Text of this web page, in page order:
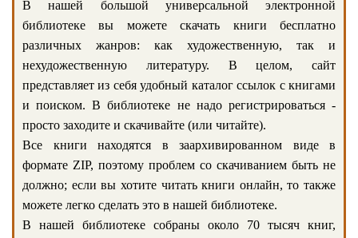
В нашей большой универсальной электронной
библиотеке вы можете скачать книги бесплатно
различных жанров: как художественную, так и
нехудожественную литературу. В целом, сайт
представляет из себя удобный каталог ссылок с книгами
и поиском. В библиотеке не надо регистрироваться -
просто заходите и скачивайте (или читайте).
Все книги находятся в заархивированном виде в
формате ZIP, поэтому проблем со скачиванием быть не
должно; если вы хотите читать книги онлайн, то также
можете легко сделать это в нашей библиотеке.
В нашей библиотеке собраны около 70 тысяч книг,